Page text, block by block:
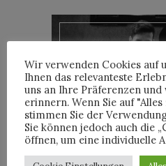
YOANN
WOODKID IM
Wir verwenden Cookies auf
Ihnen das relevanteste
uns an Ihre Präferenzen
erinnern. Wenn Sie auf "Alles
stimmen Sie der
Sie können jedoch auch die
öffnen, um eine individuelle